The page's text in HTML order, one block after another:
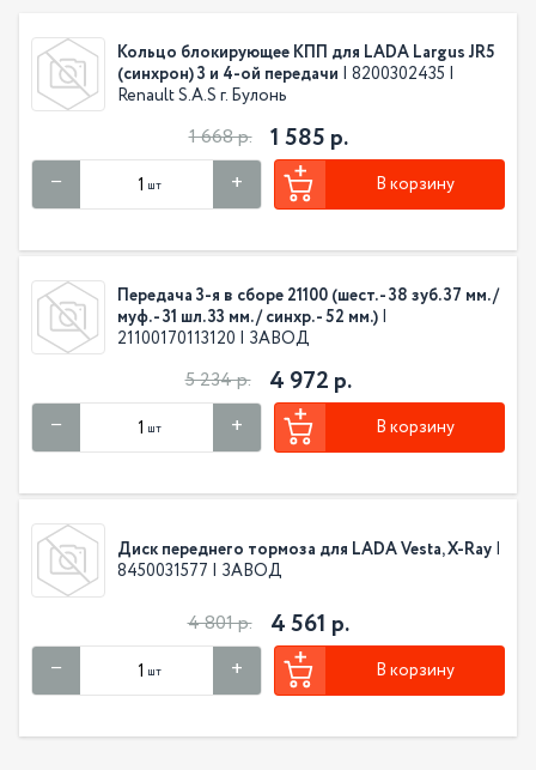
Кольцо блокирующее КПП для LADA Largus JR5
(синхрон) 3 и 4-ой передачи | 8200302435 |
Renault S.A.S г. Булонь
1 668 р. 1 585 р.
шт В корзину
Передача 3-я в сборе 21100 (шест. - 38 зуб. 37 мм. /
муф. - 31 шл. 33 мм. / синхр. - 52 мм.) |
21100170113120 | ЗАВОД
5 234 р. 4 972 р.
шт В корзину
Диск переднего тормоза для LADA Vesta, X-Ray |
8450031577 | ЗАВОД
4 801 р. 4 561 р.
шт В корзину